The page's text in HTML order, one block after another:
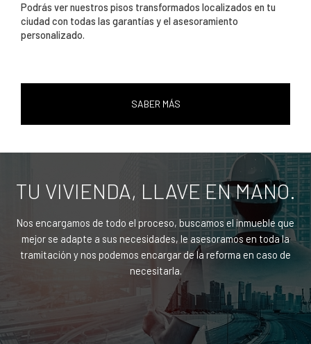
Podrás ver nuestros pisos transformados localizados en tu
ciudad con todas las garantías y el asesoramiento
personalizado.
SABER MÁS
TU VIVIENDA, LLAVE EN MANO.
Nos encargamos de todo el proceso, buscamos el inmueble que
mejor se adapte a sus necesidades, le asesoramos en toda la
tramitación y nos podemos encargar de la reforma en caso de
necesitarla.